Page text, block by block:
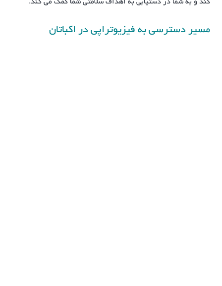
کند و به شما در دستیابی به اهداف سلامتی شما کمک می کند.
مسیر دسترسی به فیزیوتراپی در اکباتان